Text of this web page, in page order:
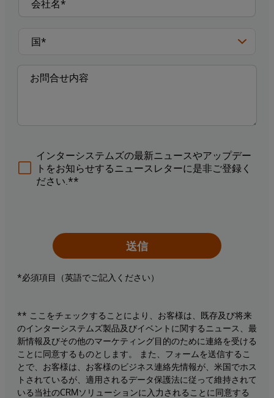
インターシステムズの最新ニュースやアップデー
トをお知らせするニュースレターに是非ご登録く
ださい.**
送信
*必須項目（英語でご記入ください）
** ここをチェックすることにより、お客様は、既存及び将来
のインターシステムズ製品及びイベントに関するニュース、最
新情報及びその他のマーケティング目的のために連絡を受ける
ことに同意するものとします。 また、フォームを送信するこ
とで、お客様は、お客様のビジネス連絡先情報が、米国でホス
トされているが、適用されるデータ保護法に従って維持されて
いる当社のCRMソリューションに入力されることに同意する